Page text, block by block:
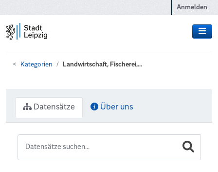
Anmelden
Kategorien Landwirtschaft, Fischerei,...
Datensätze Über uns